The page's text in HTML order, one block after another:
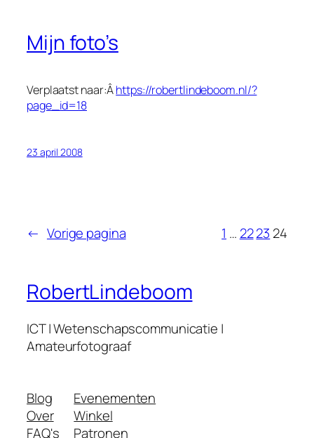
Mijn foto’s
Verplaatst naar:Âhttps://robertlindeboom.nl/?
page_id=18
23 april 2008
← Vorige pagina 1 … 2223 24
RobertLindeboom
ICT | Wetenschapscommunicatie |
Amateurfotograaf
Blog
Over
FAQ's
Evenementen
Winkel
Patronen